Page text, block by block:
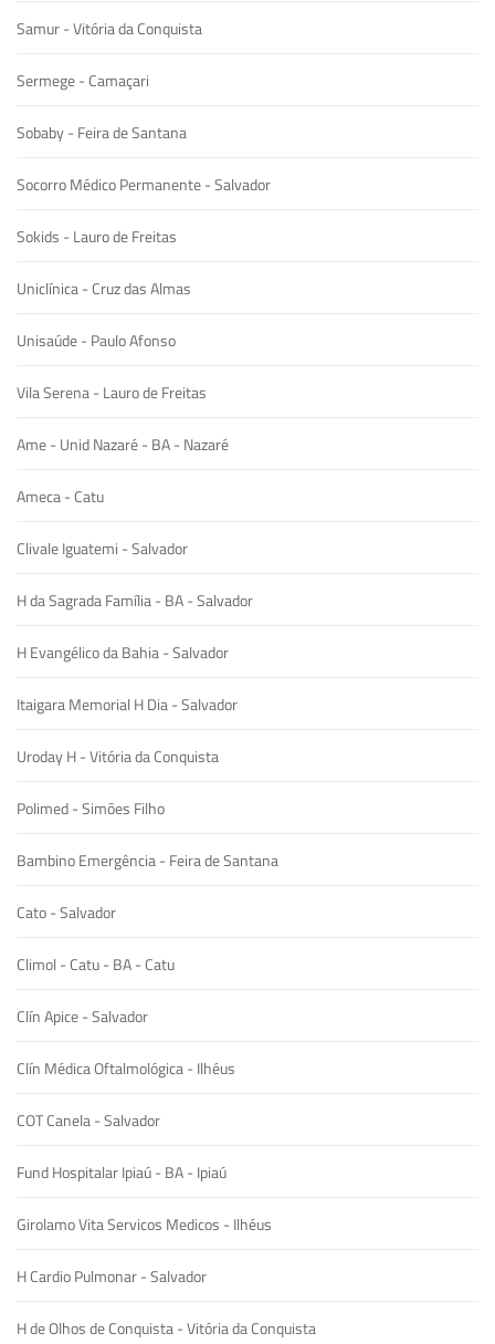
Samur - Vitória da Conquista
Sermege - Camaçari
Sobaby - Feira de Santana
Socorro Médico Permanente - Salvador
Sokids - Lauro de Freitas
Uniclínica - Cruz das Almas
Unisaúde - Paulo Afonso
Vila Serena - Lauro de Freitas
Ame - Unid Nazaré - BA - Nazaré
Ameca - Catu
Clivale Iguatemi - Salvador
H da Sagrada Família - BA - Salvador
H Evangélico da Bahia - Salvador
Itaigara Memorial H Dia - Salvador
Uroday H - Vitória da Conquista
Polimed - Simões Filho
Bambino Emergência - Feira de Santana
Cato - Salvador
Climol - Catu - BA - Catu
Clín Apice - Salvador
Clín Médica Oftalmológica - Ilhéus
COT Canela - Salvador
Fund Hospitalar Ipiaú - BA - Ipiaú
Girolamo Vita Servicos Medicos - Ilhéus
H Cardio Pulmonar - Salvador
H de Olhos de Conquista - Vitória da Conquista